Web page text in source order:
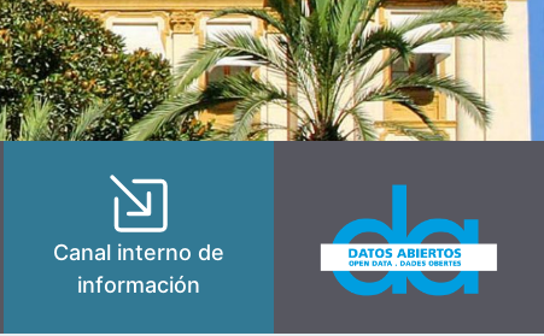
Canal interno de
información